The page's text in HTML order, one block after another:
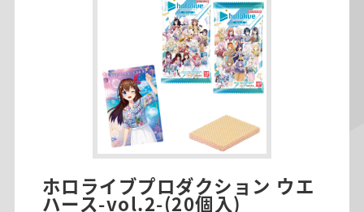
ホロライブプロダクション ウエ
ハース-vol.2-(20個入)